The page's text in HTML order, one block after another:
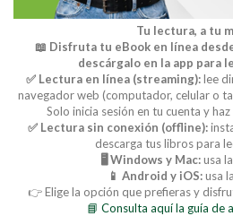
Tu lectura, a tu
📖 Disfruta tu eBook en línea
descárgalo en la app para
✅ Lectura en línea (streaming):lee
navegador web (computador, celular o
Solo inicia sesión en tu cuenta y haz
✅ Lectura sin conexión (offline):
descarga tus libros para
🖥️ Windows y Mac:usa
📱 Android y iOS:usa
👉 Elige la opción que prefieras y
📘 Consulta aquí la guía de